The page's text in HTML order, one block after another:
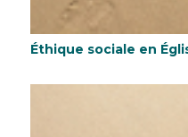
Éthique sociale en